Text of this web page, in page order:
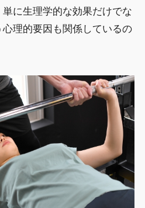
に生理学的な効果だけでな
理的要因も関係しているの